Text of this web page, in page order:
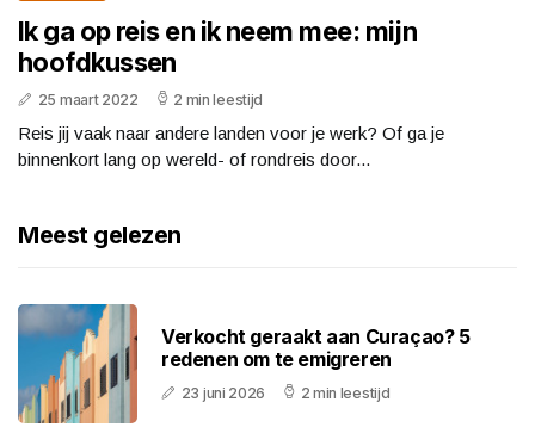
Ik ga op reis en ik neem mee: mijn
hoofdkussen
25 maart 2022 2 min leestijd
Reis jij vaak naar andere landen voor je werk? Of ga je
binnenkort lang op wereld- of rondreis door...
Meest gelezen
Verkocht geraakt aan Curaçao? 5
redenen om te emigreren
23 juni 2026 2 min leestijd